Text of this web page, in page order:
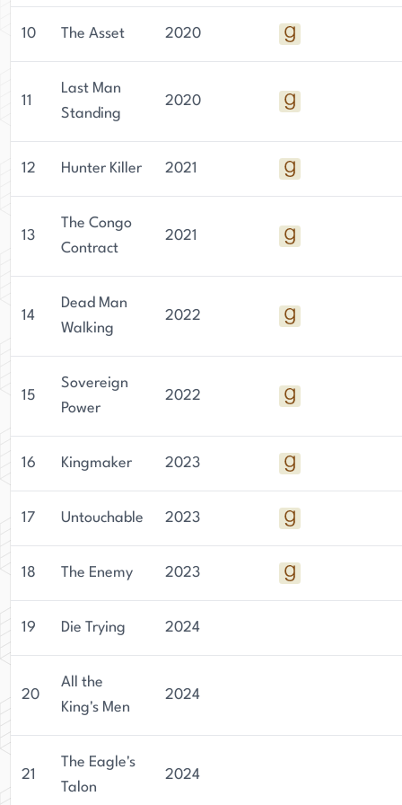
10 The Asset 2020
11
Last Man
Standing
2020
12 Hunter Killer 2021
13
The Congo
Contract
2021
14
Dead Man
Walking
2022
15
Sovereign
Power
2022
16 Kingmaker 2023
17 Untouchable 2023
18 The Enemy 2023
19 Die Trying 2024
20
All the
King's Men
2024
21
The Eagle's
Talon
2024